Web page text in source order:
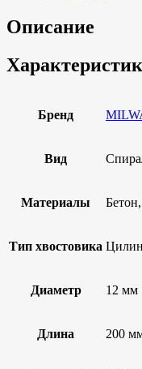
Описание
Бренд
Вид
Материалы
Тип хвостовика
Диаметр 12 мм
Длина 200